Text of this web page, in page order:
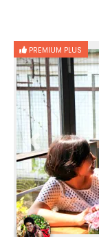
PREMIUM PLUS